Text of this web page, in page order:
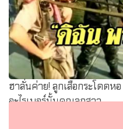
ฮาลั่นค่าย! ลูกเสือกระโดดห
อะไรเบอร์นั้นคุณลูกสาว